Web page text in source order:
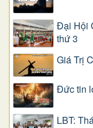
Đại Hội
thứ 3
Giá Trị
Đức tin
LBT: